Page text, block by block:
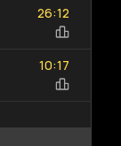
26:12
10:17